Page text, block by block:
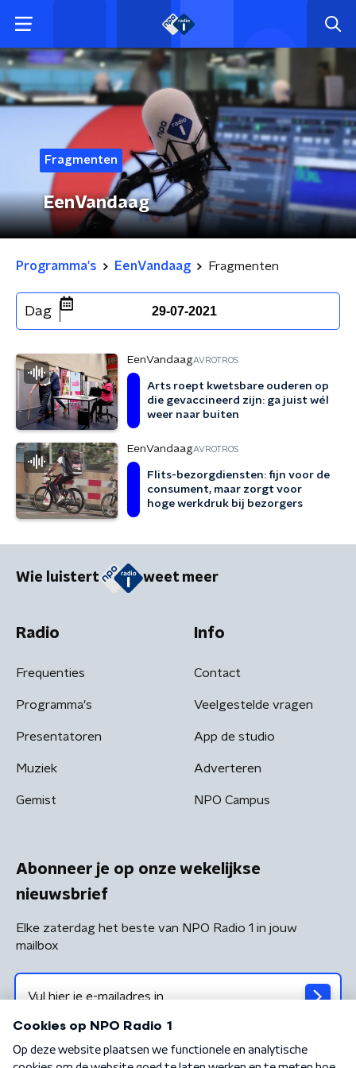
Fragmenten
EenVandaag
Programma's EenVandaag Fragmenten
Dag 29-07-2021
EenVandaagAVROTROS
Arts roept kwetsbare ouderen op
die gevaccineerd zijn: ga juist wél
weer naar buiten
EenVandaagAVROTROS
Flits-bezorgdiensten: fijn voor de
consument, maar zorgt voor
hoge werkdruk bij bezorgers
Wie luistert weet meer
Radio
Frequenties
Programma's
Presentatoren
Muziek
Gemist
Info
Contact
Veelgestelde vragen
App de studio
Adverteren
NPO Campus
Abonneer je op onze wekelijkse
nieuwsbrief
Elke zaterdag het beste van NPO Radio 1 in jouw
mailbox